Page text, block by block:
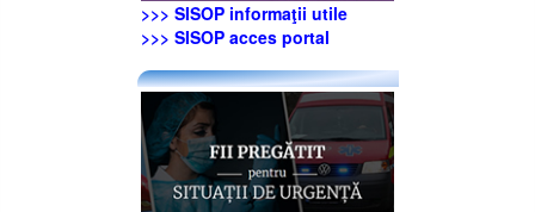
>>> SISOP informaţii utile
>>> SISOP acces portal